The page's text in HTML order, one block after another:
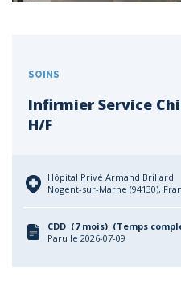
SOINS
Infirmier Service
H/F
Hôpital Privé Armand Brillard
Nogent-sur-Marne (94130),
CDD (7 mois) (Temps
Paru le 2026-07-09